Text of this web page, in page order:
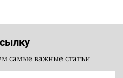
самые важные статьи